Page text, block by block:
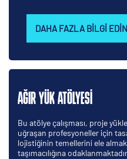
DAHA FAZLA BILGI
AĞIR YÜK ATÖLYESI
Bu atölye çalışması, proje
uğraşan profesyoneller için
lojistiğinin temellerini ele
taşımacılığına